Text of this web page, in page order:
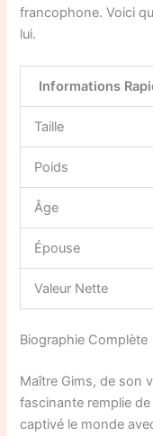
francophone. Voici
lui.
Informations
Taille
Poids
Âge
Épouse
Valeur Nette
Biographie Complète
Maître Gims, de son
fascinante remplie
captivé le monde